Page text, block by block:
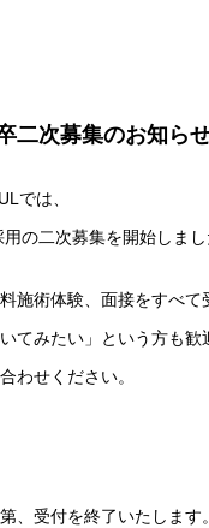
二次募集のお知ら
では、
の二次募集を開始しまし
施術体験、面接をすべて
てみたい」という方も歓
わせください。
、受付を終了いたします。